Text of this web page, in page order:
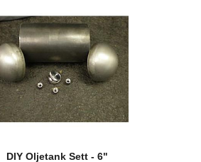
DIY Oljetank Sett - 6"